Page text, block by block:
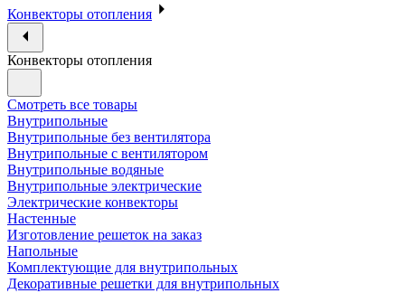
Конвекторы отопления
Конвекторы отопления
Смотреть все товары
Внутрипольные
Внутрипольные без вентилятора
Внутрипольные с вентилятором
Внутрипольные водяные
Внутрипольные электрические
Электрические конвекторы
Настенные
Изготовление решеток на заказ
Напольные
Комплектующие для внутрипольных
Декоративные решетки для внутрипольных